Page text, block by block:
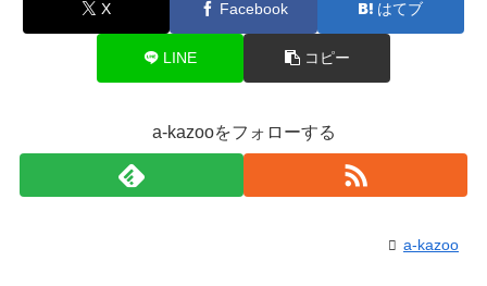
X Facebook はてブ
LINE コピー
a-kazooをフォローする
a-kazoo